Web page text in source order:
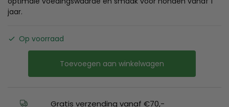
jaar.
Op voorraad
Toevoegen aan winkelwagen
Gratis verzending vanaf €70,-